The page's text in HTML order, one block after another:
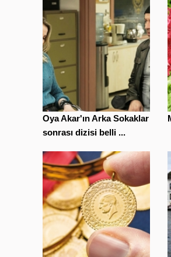
Oya Akar'ın Arka Sokaklar
sonrası dizisi belli ...